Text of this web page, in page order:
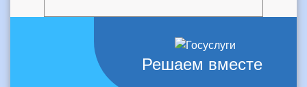
Решаем вместе